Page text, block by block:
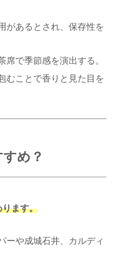
があるとされ、保存性を
席で季節感を演出する。
むことで香りと見た目を
め？
ります。
ーや成城石井、カルディ